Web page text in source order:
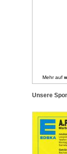
Mehr auf
Unsere